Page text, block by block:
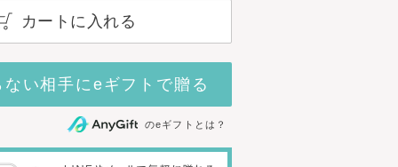
カートに入れる
い相手にeギフトで贈る
のeギフトとは？